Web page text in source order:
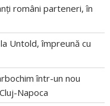
români parteneri, în
Untold, împreună cu
într-un nou
Napoca